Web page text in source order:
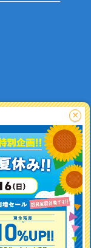
釣り情報を
投稿する
×